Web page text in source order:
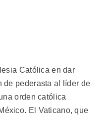
Católica en dar
de pederasta al líder de
orden católica
El Vaticano, que